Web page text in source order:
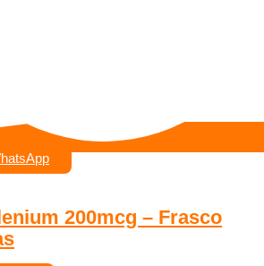
200mcg – Frasco